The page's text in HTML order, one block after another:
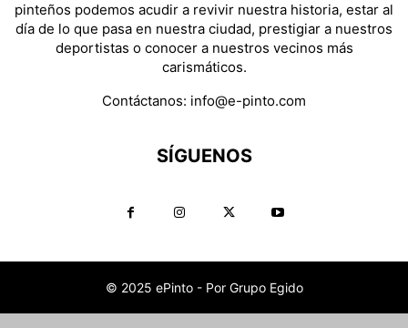
pinteños podemos acudir a revivir nuestra historia, estar al
día de lo que pasa en nuestra ciudad, prestigiar a nuestros
deportistas o conocer a nuestros vecinos más
carismáticos.
Contáctanos: info@e-pinto.com
SÍGUENOS
© 2025 ePinto - Por Grupo Egido